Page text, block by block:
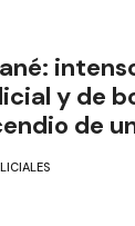
y de
de